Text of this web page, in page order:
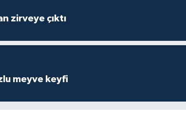
zirveye çıktı
meyve keyfi